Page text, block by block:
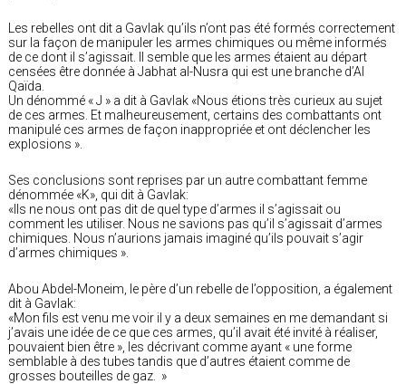
Les rebelles ont dit a Gavlak qu’ils n’ont pas été formés correctement
sur la façon de manipuler les armes chimiques ou même informés
de ce dont il s’agissait. Il semble que les armes étaient au départ
censées être donnée à Jabhat al-Nusra qui est une branche d’Al
Qaïda.
Un dénommé « J » a dit à Gavlak «Nous étions très curieux au sujet
de ces armes. Et malheureusement, certains des combattants ont
manipulé ces armes de façon inappropriée et ont déclencher les
explosions ».
Ses conclusions sont reprises par un autre combattant femme
dénommée «K», qui dit à Gavlak:
«Ils ne nous ont pas dit de quel type d’armes il s’agissait ou
comment les utiliser. Nous ne savions pas qu’il s’agissait d’armes
chimiques. Nous n’aurions jamais imaginé qu’ils pouvait s’agir
d’armes chimiques ».
Abou Abdel-Moneim, le père d’un rebelle de l’opposition, a également
dit à Gavlak:
«Mon fils est venu me voir il y a deux semaines en me demandant si
j’avais une idée de ce que ces armes, qu’il avait été invité à réaliser,
pouvaient bien être », les décrivant comme ayant « une forme
semblable à des tubes tandis que d’autres étaient comme de
grosses bouteilles de gaz. »